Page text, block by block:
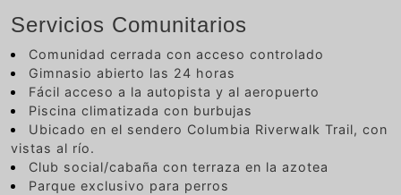
Servicios Comunitarios
Comunidad cerrada con acceso controlado
Gimnasio abierto las 24 horas
Fácil acceso a la autopista y al aeropuerto
Piscina climatizada con burbujas
Ubicado en el sendero Columbia Riverwalk Trail, con
vistas al río.
Club social/cabaña con terraza en la azotea
Parque exclusivo para perros